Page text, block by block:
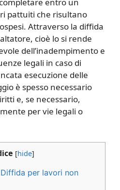
entro un
pattuiti che risultano
Attraverso la diffida
cioè lo si rende
dell’inadempimento e
legali in caso di
esecuzione delle
è spesso necessario
e, se necessario,
per vie legali o
[hide]
per lavori non